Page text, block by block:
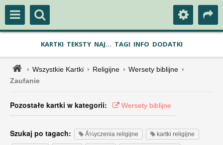
KARTKI TEKSTY NAJ... TAGI INFO DODATKI
Wszystkie Kartki Religijne
Wersety biblijne
Zaufanie
Pozostałe kartki w kategorii: Wersety biblijne
Szukaj po tagach: Å¼yczenia religijne kartki religijne